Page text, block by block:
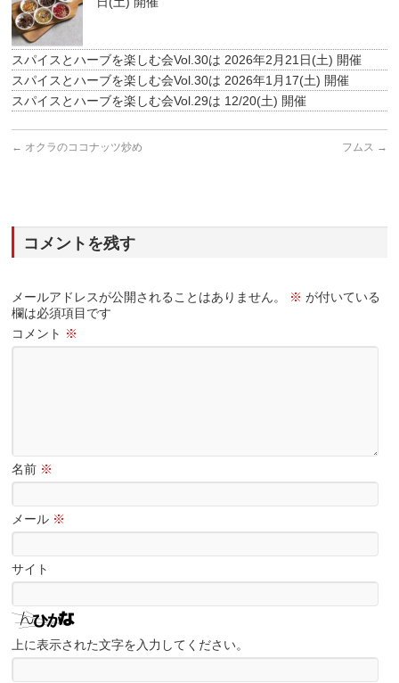
スパイスとハーブを楽しむ会Vol.30は 2026年2月21日(土) 開催
スパイスとハーブを楽しむ会Vol.30は 2026年1月17(土) 開催
スパイスとハーブを楽しむ会Vol.29は 12/20(土) 開催
← オクラのココナッツ炒め フムス →
コメントを残す
メールアドレスが公開されることはありません。 ※ が付いている
欄は必須項目です
コメント ※
名前 ※
メール ※
サイト
上に表示された文字を入力してください。